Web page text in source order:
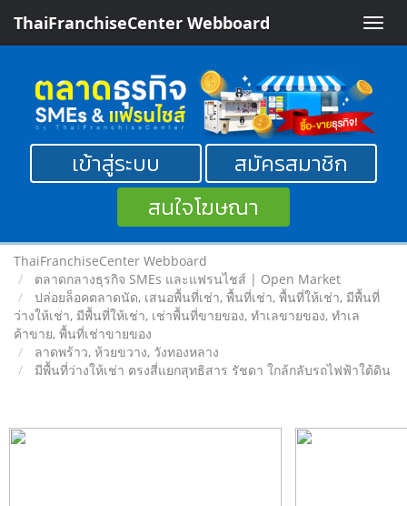
Toggle
ThaiFranchiseCenter Webboard
เข้าสู่ระบบ
สมัครสมาชิก
สนใจโฆษณา
ThaiFranchiseCenter Webboard
ตลาดกลางธุรกิจ SMEs และแฟรนไชส์ | Open Market
ปล่อยล็อคตลาดนัด, เสนอพื้นที่เช่า, พื้นที่เช่า, พื้นที่ให้เช่า, มีพื้นที่
ว่างให้เช่า, มีพื้นที่ให้เช่า, เช่าพื้นที่ขายของ, ทําเลขายของ, ทำเล
ค้าขาย, พื้นที่เช่าขายของ
ลาดพร้าว, ห้วยขวาง, วังทองหลาง
มีพื้นที่ว่างให้เช่า ตรงสี่แยกสุทธิสาร รัชดา ใกล้กลับรถไฟฟ้าใต้ดิน